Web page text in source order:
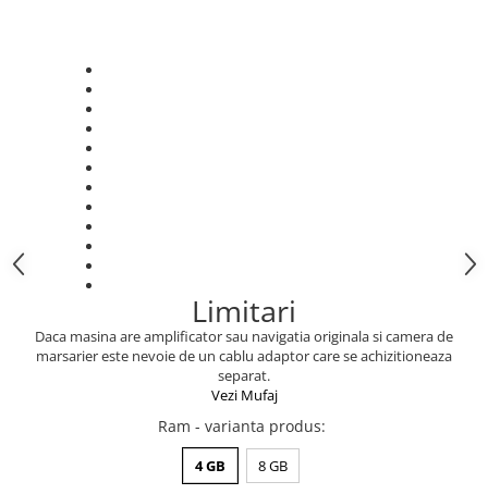
Limitari
Daca masina are amplificator sau navigatia originala si camera de
marsarier este nevoie de un cablu adaptor care se achizitioneaza
separat.
Vezi Mufaj
Ram - varianta produs:
4 GB 8 GB